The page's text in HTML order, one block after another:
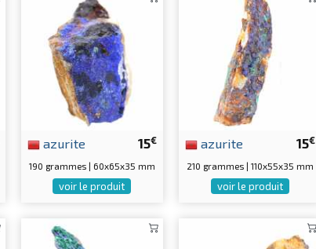
15€
azurite
190 grammes | 60x65x35 mm
voir le produit
15€
azurite
210 grammes | 110x55x35 mm
voir le produit